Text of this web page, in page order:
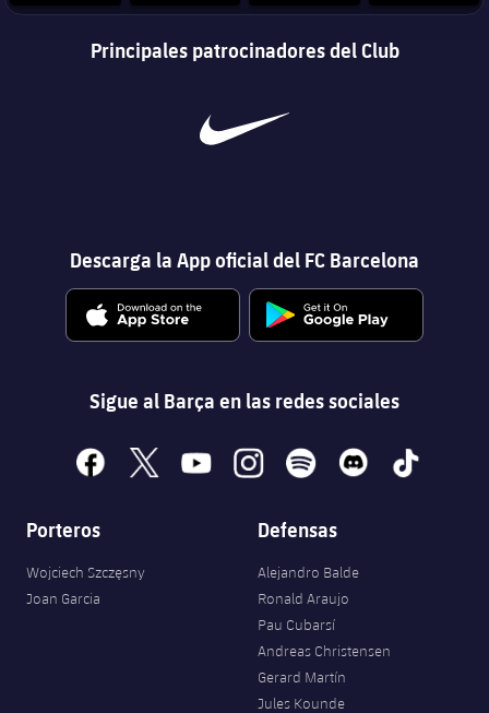
Principales patrocinadores del Club
Descarga la App oficial del FC Barcelona
Sigue al Barça en las redes sociales
facebook
x youtubeinstagramspotify discord tiktok
Porteros
Wojciech Szczęsny
Joan Garcia
Defensas
Alejandro Balde
Ronald Araujo
Pau Cubarsí
Andreas Christensen
Gerard Martín
Jules Kounde